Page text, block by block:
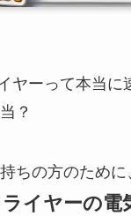
ヤーって本当に
？
ちの方のため
イヤーの電